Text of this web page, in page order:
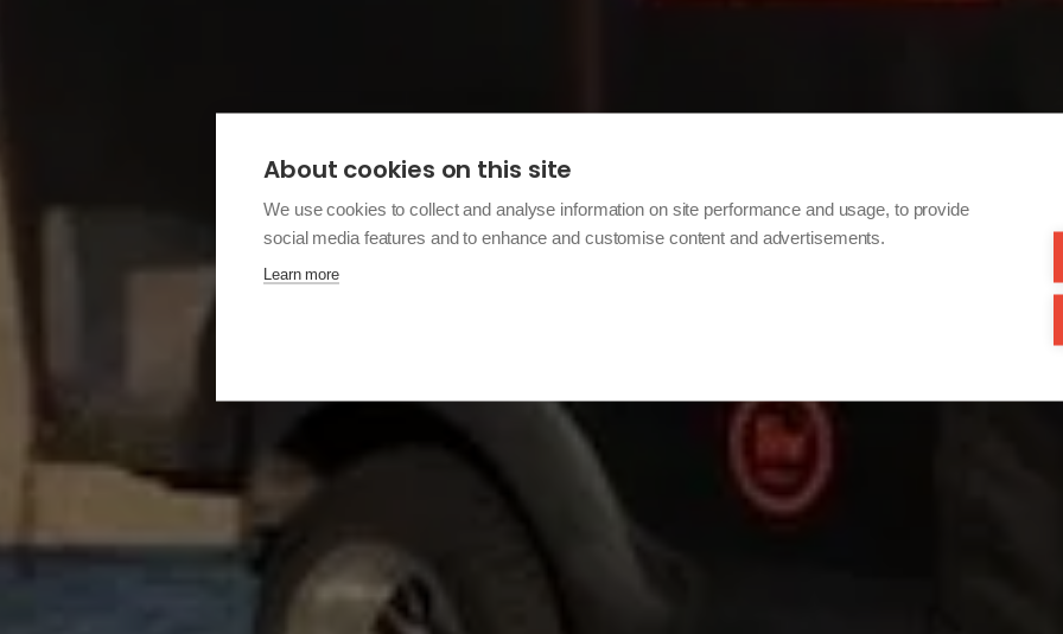
About cookies on this site
We use cookies to collect and analyse information on site performance and usage, to provide
social media features and to enhance and customise content and advertisements.
Learn more